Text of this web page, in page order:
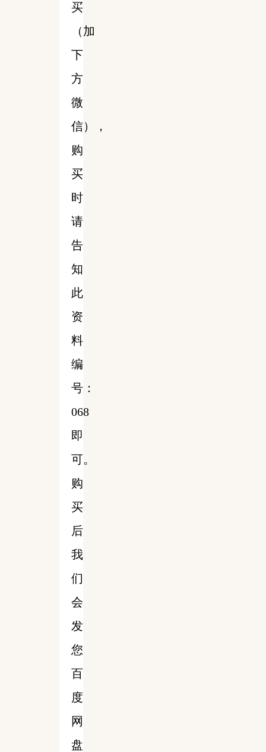
买
（加
下
方
微
信），
购
买
时
请
告
知
此
资
料
编
号：
068
即
可。
购
买
后
我
们
会
发
您
百
度
网
盘